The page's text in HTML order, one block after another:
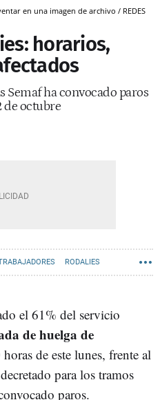
en una imagen de archivo / REDES
horarios,
ha convocado paros
de octubre
RODALIES
el 61% del servicio
de huelga de
de este lunes, frente al
para los tramos
paros.